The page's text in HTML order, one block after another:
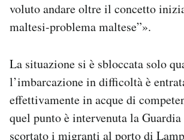
voluto andare oltre il concetto
maltesi-problema maltese”».
La situazione si è sbloccata solo
l’imbarcazione in difficoltà è
effettivamente in acque di
quel punto è intervenuta la
scortato i migranti al porto di